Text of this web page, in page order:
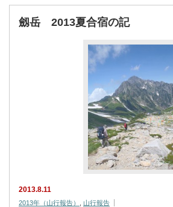
劔岳 2013夏合宿の記
2013.8.11
2013年（山行報告）
山行報告